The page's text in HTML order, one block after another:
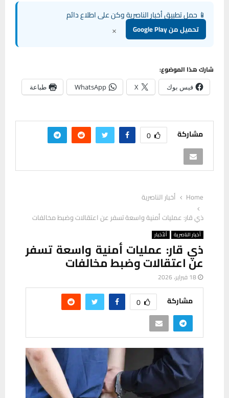
📱 حمل تطبيق أخبار الناصرية وكن على اطلاع دائم
تحميل من Google Play ×
شارك هذا الموضوع:
فيس بوك X
WhatsApp طباعة
مشاركة 0
Home
أخبار الناصرية
ذي قار: عمليات أمنية واسعة تسفر عن اعتقالات وضبط مخالفات
أخبار الناصرية ألأخبار
ذي قار: عمليات أمنية واسعة تسفر
عن اعتقالات وضبط مخالفات
18 فبراير، 2026
مشاركة 0